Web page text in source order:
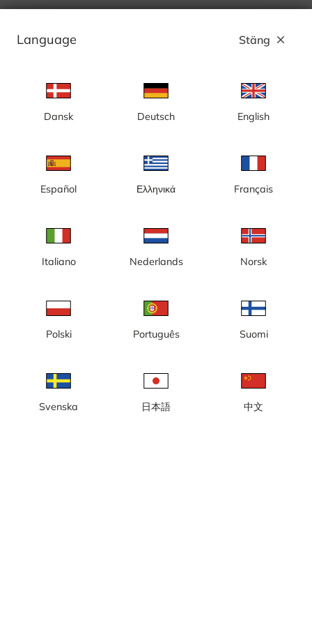
Language Stäng close
Dansk Deutsch English
Español Ελληνικά Français
Italiano Nederlands Norsk
Polski Português Suomi
Svenska 日本語 中文
loop